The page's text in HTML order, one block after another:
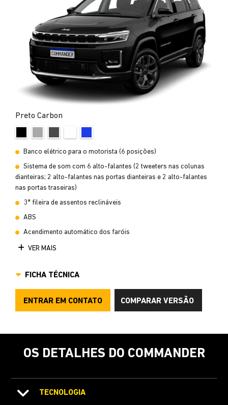
Preto Carbon
Banco elétrico para o motorista (6 posições)
Sistema de som com 6 alto-falantes (2 tweeters nas colunas
dianteiras; 2 alto-falantes nas portas dianteiras e 2 alto-falantes
nas portas traseiras)
3ª fileira de assentos reclináveis
ABS
Acendimento automático dos faróis
VER MAIS
FICHA TÉCNICA
ENTRAR EM CONTATO COMPARAR VERSÃO
OS DETALHES DO COMMANDER
TECNOLOGIA